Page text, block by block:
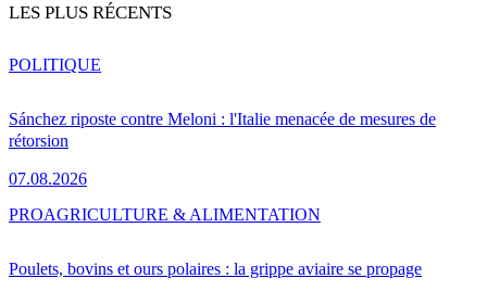
LES PLUS RÉCENTS
Sánchez riposte contre Meloni : l'Italie menacée de mesures de
rétorsion
07.08.2026
POLITIQUE
Poulets, bovins et ours polaires : la grippe aviaire se propage
PROAGRICULTURE & ALIMENTATION